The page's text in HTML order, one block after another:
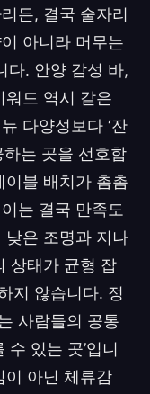
든, 결국 술자리
아니라 머무는
다. 안양 감성 바,
워드 역시 같은
다양성보다 ‘잔
하는 곳을 선호합
이블 배치가 촘촘
는 결국 만족도
낮은 조명과 지나
상태가 균형 잡
지 않습니다. 정
사람들의 공통
수 있는 곳’입니
이 아닌 체류감